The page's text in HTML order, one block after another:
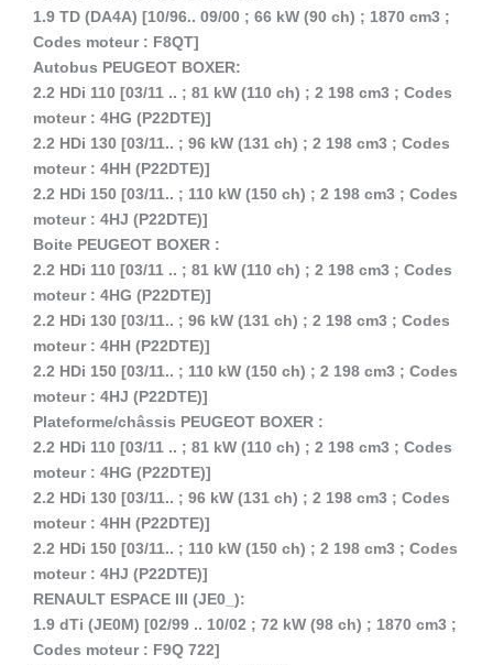
1.9 TD (DA4A) [10/96.. 09/00 ; 66 kW (90 ch) ; 1870 cm3 ;
Codes moteur : F8QT]
Autobus PEUGEOT BOXER:
2.2 HDi 110 [03/11 .. ; 81 kW (110 ch) ; 2 198 cm3 ; Codes
moteur : 4HG (P22DTE)]
2.2 HDi 130 [03/11.. ; 96 kW (131 ch) ; 2 198 cm3 ; Codes
moteur : 4HH (P22DTE)]
2.2 HDi 150 [03/11.. ; 110 kW (150 ch) ; 2 198 cm3 ; Codes
moteur : 4HJ (P22DTE)]
Boite PEUGEOT BOXER :
2.2 HDi 110 [03/11 .. ; 81 kW (110 ch) ; 2 198 cm3 ; Codes
moteur : 4HG (P22DTE)]
2.2 HDi 130 [03/11.. ; 96 kW (131 ch) ; 2 198 cm3 ; Codes
moteur : 4HH (P22DTE)]
2.2 HDi 150 [03/11.. ; 110 kW (150 ch) ; 2 198 cm3 ; Codes
moteur : 4HJ (P22DTE)]
Plateforme/châssis PEUGEOT BOXER :
2.2 HDi 110 [03/11 .. ; 81 kW (110 ch) ; 2 198 cm3 ; Codes
moteur : 4HG (P22DTE)]
2.2 HDi 130 [03/11.. ; 96 kW (131 ch) ; 2 198 cm3 ; Codes
moteur : 4HH (P22DTE)]
2.2 HDi 150 [03/11.. ; 110 kW (150 ch) ; 2 198 cm3 ; Codes
moteur : 4HJ (P22DTE)]
RENAULT ESPACE III (JE0_):
1.9 dTi (JE0M) [02/99 .. 10/02 ; 72 kW (98 ch) ; 1870 cm3 ;
Codes moteur : F9Q 722]